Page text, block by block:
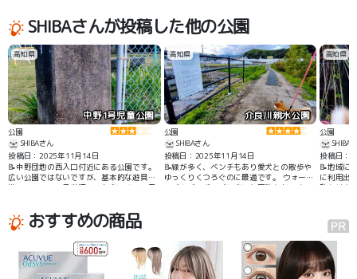
SHIBAさんが投稿した他の公園
高知県
中野1号児童公園
公園
SHIBAさん
投稿日：2025年11月14日
📝中野団地の西入口付近にある公園です。
広い公園ではないですが、基本的な遊具は
揃っているので子供連れでも楽しめると思
高知県
介良川親水公園
公園
SHIBAさん
投稿日：2025年11月14日
📝緑が多く、ベンチもあり愛犬との散歩や
ゆっくりくつろぐのに最適です。 ウォーキ
ングやジョギングに適した園路かありま
高知県
公園
SHIBA
投稿日：
📝地域に
に利用出
動かせま
おすすめの商品